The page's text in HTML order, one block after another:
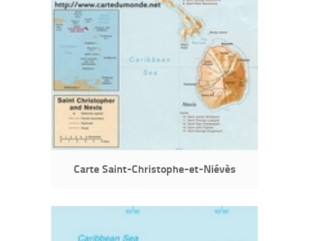
Carte Saint-Christophe-et-Niévès